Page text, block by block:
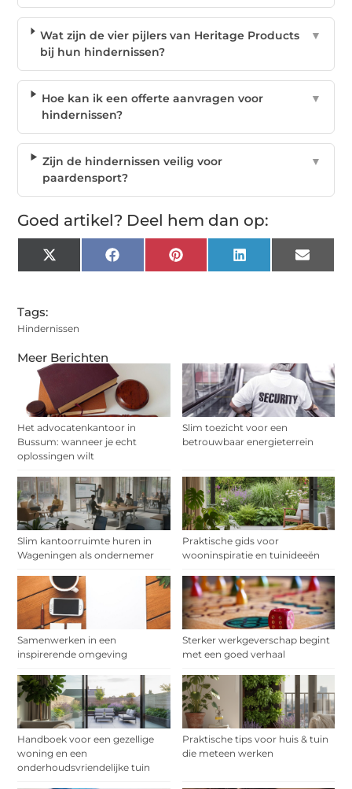
Meer Berichten
Het advocatenkantoor in
Bussum: wanneer je echt
oplossingen wilt
Slim toezicht voor een
betrouwbaar energieterrein
Slim kantoorruimte huren in
Wageningen als ondernemer
Praktische gids voor
wooninspiratie en tuinideeën
Samenwerken in een
inspirerende omgeving
Sterker werkgeverschap begint
met een goed verhaal
Handboek voor een gezellige
woning en een
onderhoudsvriendelijke tuin
Praktische tips voor huis & tuin
die meteen werken
Wat zijn de vier pijlers van Heritage Products
bij hun hindernissen?
▼
Hoe kan ik een offerte aanvragen voor
hindernissen?
▼
Zijn de hindernissen veilig voor
paardensport?
▼
Goed artikel? Deel hem dan op:
X
(Twitter)
Facebook Pinterest LinkedIn Email
Tags:
Hindernissen